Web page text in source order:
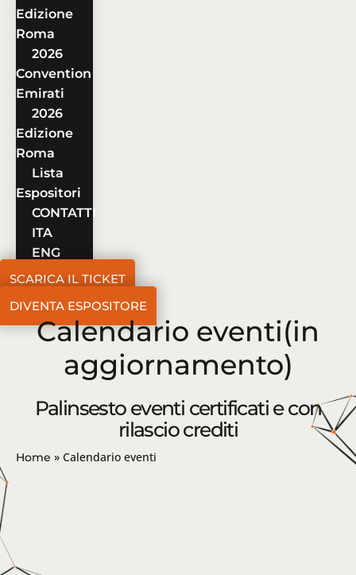
Edizione
Roma
2026
Convention
Emirati
2026
Edizione
Roma
Lista
Espositori
CONTATTI
ITA
ENG
SCARICA IL TICKET
DIVENTA ESPOSITORE
Calendario eventi(in
aggiornamento)
Palinsesto eventi certificati e con
rilascio crediti
Home » Calendario eventi